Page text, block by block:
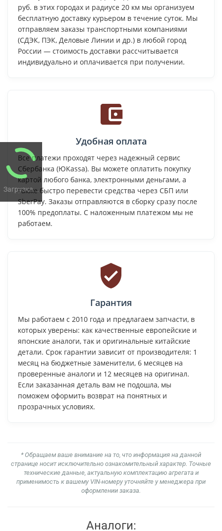
Загрузка...
руб. в этих городах и радиусе 20 км мы организуем
бесплатную доставку курьером в течение суток. Мы
отправляем заказы транспортными компаниями
(СДЭК, ПЭК, Деловые Линии и др.) в любой город
России — стоимость доставки рассчитывается
индивидуально и оплачивается при получении.
Удобная оплата
Все платежи проходят через надежный сервис
Сбербанка (ЮKassa). Вы можете оплатить покупку
картой любого банка, электронными деньгами, а
также быстро перевести средства через СБП или
SberPay. Заказы отправляются в сборку сразу после
100% предоплаты. С наложенным платежом мы не
работаем.
Гарантия
Мы работаем с 2010 года и предлагаем запчасти, в
которых уверены: как качественные европейские и
японские аналоги, так и оригинальные китайские
детали. Срок гарантии зависит от производителя: 1
месяц на бюджетные заменители, 6 месяцев на
проверенные аналоги и 12 месяцев на оригинал.
Если заказанная деталь вам не подошла, мы
поможем оформить возврат на понятных и
прозрачных условиях.
* Обращаем ваше внимание на то, что информация на данной
странице носит исключительно ознакомительный характер. Точные
технические данные, актуальную комплектацию агрегата и
применимость к вашему VIN-номеру уточняйте у менеджера при
оформлении заказа.
Аналоги: